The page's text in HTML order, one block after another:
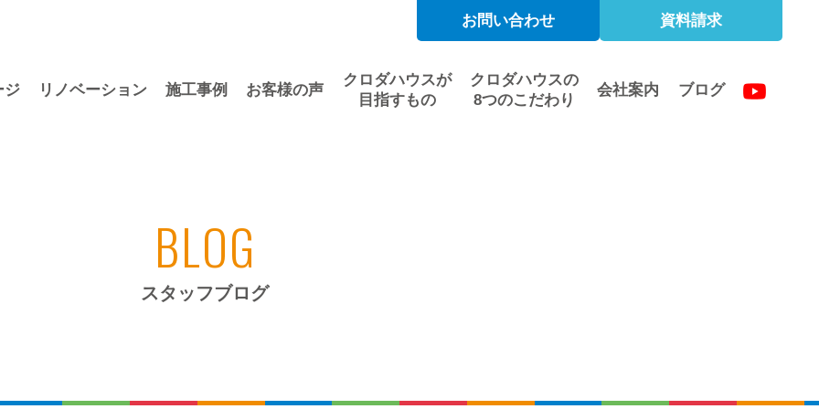
ジ リノベーション 施工事例 お客様の声
クロダハウスが
目指すもの
クロダハウスの
8つのこだわり
会社案内 ブログ
お問い合わせ 資料請求
BLOG
スタッフブログ